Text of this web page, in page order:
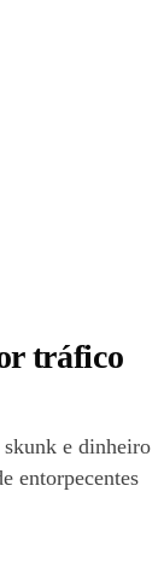
tráfico
skunk e dinheiro
entorpecentes